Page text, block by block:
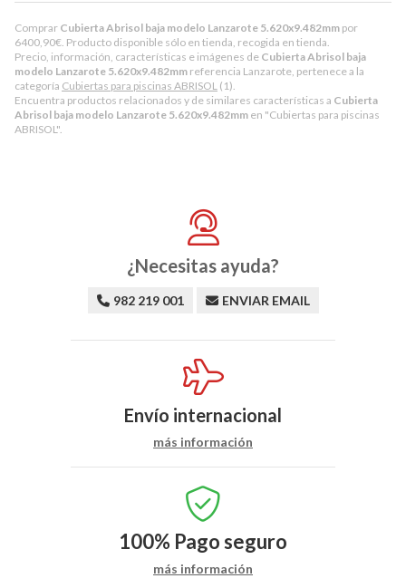
Comprar Cubierta Abrisol baja modelo Lanzarote 5.620x9.482mm por
6400,90€ . Producto disponible sólo en tienda, recogida en tienda.
Precio, información, características e imágenes de Cubierta Abrisol baja
modelo Lanzarote 5.620x9.482mm referencia Lanzarote, pertenece a la
categoría Cubiertas para piscinas ABRISOL (1).
Encuentra productos relacionados y de similares características a Cubierta
Abrisol baja modelo Lanzarote 5.620x9.482mm en "Cubiertas para piscinas
ABRISOL".
¿Necesitas ayuda?
982 219 001 ENVIAR EMAIL
Envío internacional
más información
100% Pago seguro
más información